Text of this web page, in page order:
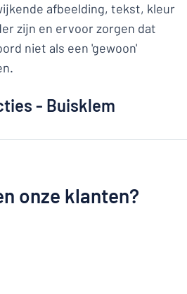
afbeelding, tekst, kleur
zijn en ervoor zorgen dat
niet als een 'gewoon'
- Buisklem
onze klanten?